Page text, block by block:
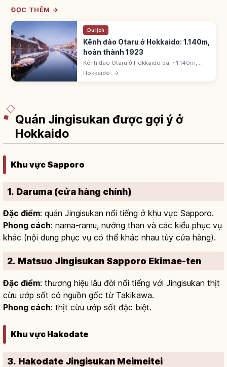
ĐỌC THÊM →
Du lịch
Kênh đào Otaru ở Hokkaido: 1.140m,
hoàn thành 1923
Kênh đào Otaru ở Hokkaido dài ~1.140m,
hoàn thành 1923 bằng cách lấn biển. Có 63
Hokkaido →
Quán Jingisukan được gợi ý ở
Hokkaido
Khu vực Sapporo
1. Daruma (cửa hàng chính)
Đặc điểm: quán Jingisukan nổi tiếng ở khu vực Sapporo.
Phong cách: nama-ramu, nướng than và các kiểu phục vụ
khác (nội dung phục vụ có thể khác nhau tùy cửa hàng).
2. Matsuo Jingisukan Sapporo Ekimae-ten
Đặc điểm: thương hiệu lâu đời nổi tiếng với Jingisukan thịt
cừu ướp sốt có nguồn gốc từ Takikawa.
Phong cách: thịt cừu ướp sốt đặc biệt.
Khu vực Hakodate
3. Hakodate Jingisukan Meimeitei